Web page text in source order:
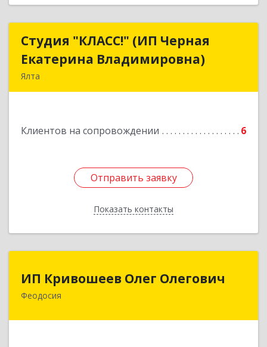
Студия "КЛАСС!" (ИП Черная
Екатерина Владимировна)
Ялта
Клиентов на сопровождении 6
Отправить заявку
Показать контакты
Студия "КЛАСС!" (ИП Черная
Екатерина Владимировна)
Отправить заявку
Назад
ИП Кривошеев Олег Олегович
Феодосия